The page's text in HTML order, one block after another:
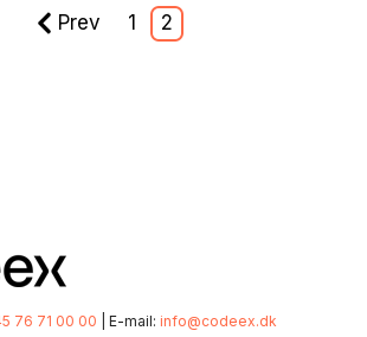
Prev 1 2
76 71 00 00 | E-mail: info@codeex.dk